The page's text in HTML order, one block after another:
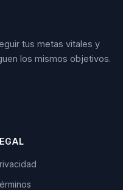
tus metas vitales y
los mismos objetivos.